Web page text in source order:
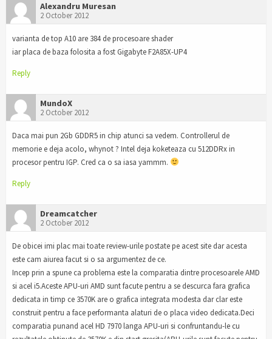
Alexandru Muresan
2 October 2012
varianta de top A10 are 384 de procesoare shader
iar placa de baza folosita a fost Gigabyte F2A85X-UP4
Reply
MundoX
2 October 2012
Daca mai pun 2Gb GDDR5 in chip atunci sa vedem. Controllerul de
memorie e deja acolo, whynot ? Intel deja koketeaza cu 512DDRx in
procesor pentru IGP. Cred ca o sa iasa yammm.
Reply
Dreamcatcher
2 October 2012
De obicei imi plac mai toate review-urile postate pe acest site dar acesta
este cam aiurea facut si o sa argumentez de ce.
Incep prin a spune ca problema este la comparatia dintre procesoarele AMD
si acel i5.Aceste APU-uri AMD sunt facute pentru a se descurca fara grafica
dedicata in timp ce 3570K are o grafica integrata modesta dar clar este
construit pentru a face performanta alaturi de o placa video dedicata.Deci
comparatia punand acel HD 7970 langa APU-uri si confruntandu-le cu